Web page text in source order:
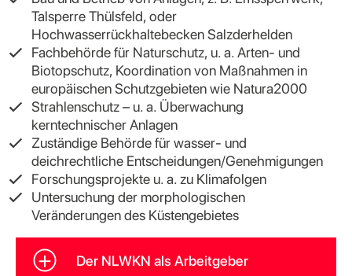
Talsperre Thülsfeld, oder
Hochwasserrückhaltebecken Salzderhelden
Fachbehörde für Naturschutz, u. a. Arten- und
Biotopschutz, Koordination von Maßnahmen in
europäischen Schutzgebieten wie Natura2000
Strahlenschutz – u. a. Überwachung
kerntechnischer Anlagen
Zuständige Behörde für wasser- und
deichrechtliche Entscheidungen/Genehmigungen
Forschungsprojekte u. a. zu Klimafolgen
Untersuchung der morphologischen
Veränderungen des Küstengebietes
Der NLWKN als Arbeitgeber